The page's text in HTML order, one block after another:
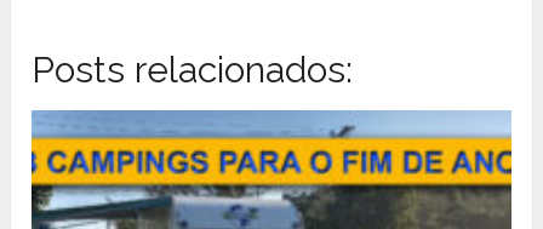
Posts relacionados: